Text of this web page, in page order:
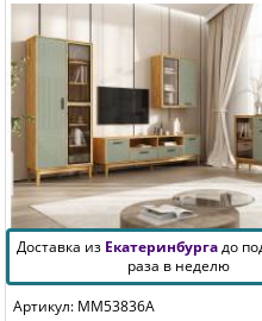
Доставка из Екатеринбургадо
раза в неделю
Артикул: MM53836A